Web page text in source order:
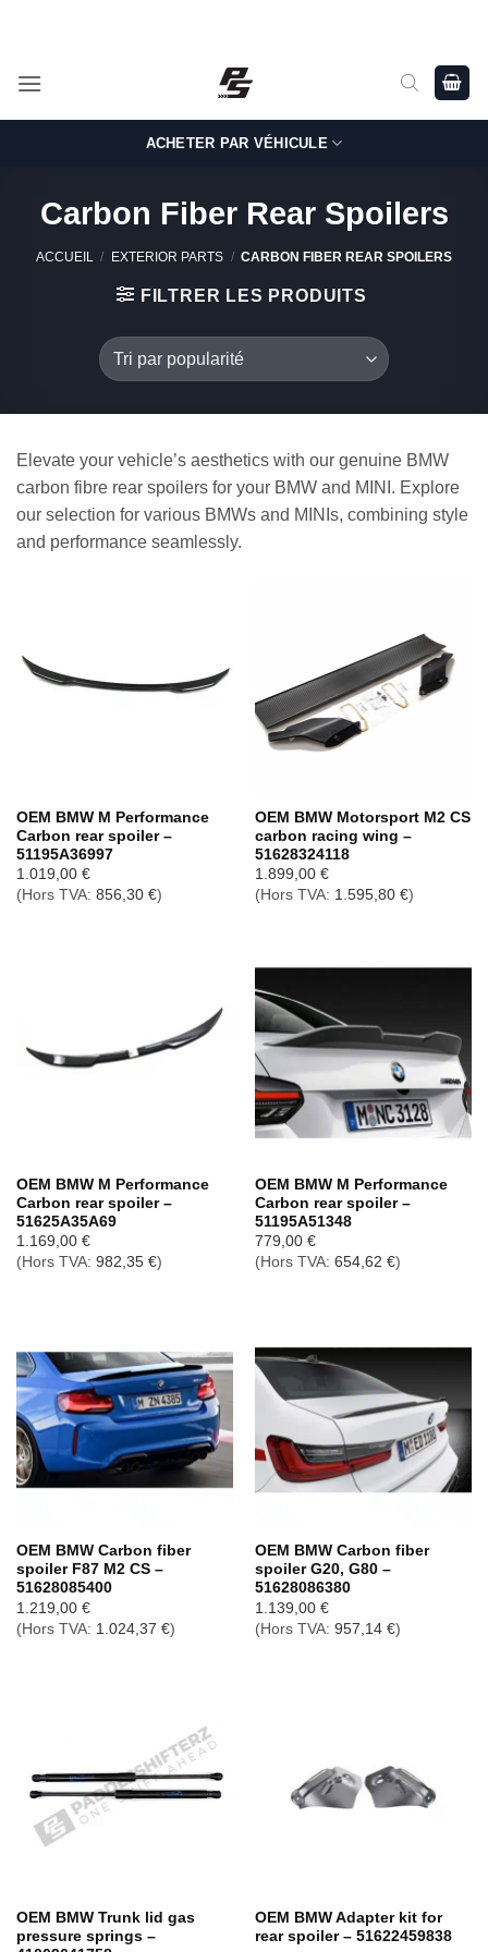
ACHETER PAR VÉHICULE
Carbon Fiber Rear Spoilers
ACCUEIL / EXTERIOR PARTS / CARBON FIBER REAR SPOILERS
FILTRER LES PRODUITS
Elevate your vehicle’s aesthetics with our genuine BMW
carbon fibre rear spoilers for your BMW and MINI. Explore
our selection for various BMWs and MINIs, combining style
and performance seamlessly.
OEM BMW M Performance
Carbon rear spoiler –
51195A36997
1.019,00 €
(Hors TVA: 856,30 €)
OEM BMW Motorsport M2 CS
carbon racing wing –
51628324118
1.899,00 €
(Hors TVA: 1.595,80 €)
OEM BMW M Performance
Carbon rear spoiler –
51625A35A69
1.169,00 €
(Hors TVA: 982,35 €)
OEM BMW M Performance
Carbon rear spoiler –
51195A51348
779,00 €
(Hors TVA: 654,62 €)
OEM BMW Carbon fiber
spoiler F87 M2 CS –
51628085400
1.219,00 €
(Hors TVA: 1.024,37 €)
OEM BMW Carbon fiber
spoiler G20, G80 –
51628086380
1.139,00 €
(Hors TVA: 957,14 €)
OEM BMW Trunk lid gas
pressure springs –
OEM BMW Adapter kit for
rear spoiler – 51622459838